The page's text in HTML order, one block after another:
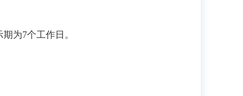
为7个工作日。